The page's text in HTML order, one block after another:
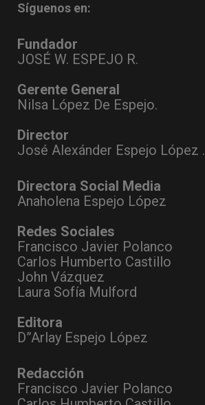
Síguenos en:
Fundador
JOSÉ W. ESPEJO R.
Gerente General
Nilsa López De Espejo.
Director
José Alexánder Espejo López .
Directora Social Media
Anaholena Espejo López
Redes Sociales
Francisco Javier Polanco
Carlos Humberto Castillo
John Vázquez
Laura Sofía Mulford
Editora
D”Arlay Espejo López
Redacción
Francisco Javier Polanco